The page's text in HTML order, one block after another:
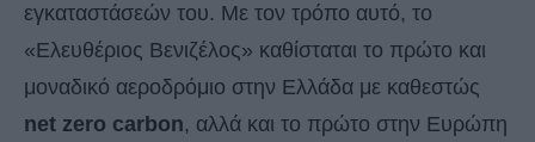
εγκαταστάσεών του. Με τον τρόπο αυτό, το
«Ελευθέριος Βενιζέλος» καθίσταται το πρώτο και
μοναδικό αεροδρόμιο στην Ελλάδα με καθεστώς
net zero carbon, αλλά και το πρώτο στην Ευρώπη